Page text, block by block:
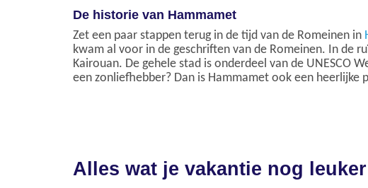
De historie van Hammamet
Zet een paar stappen terug in de tijd van de Romeinen in
kwam al voor in de geschriften van de Romeinen. In de
Kairouan. De gehele stad is onderdeel van de UNESCO
een zonliefhebber? Dan is Hammamet ook een
Alles wat je vakantie nog